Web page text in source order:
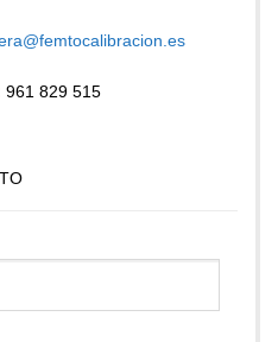
961 829 515